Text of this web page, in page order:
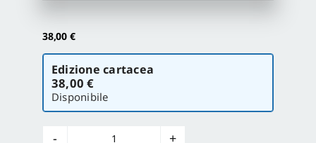
38,00 €
Scegli
versione
Edizione cartacea
38,00 €
Disponibile